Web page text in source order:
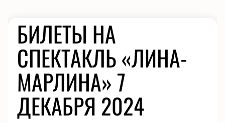
БИЛЕТЫ НА
СПЕКТАКЛЬ «ЛИНА-
МАРЛИНА» 7
ДЕКАБРЯ 2024